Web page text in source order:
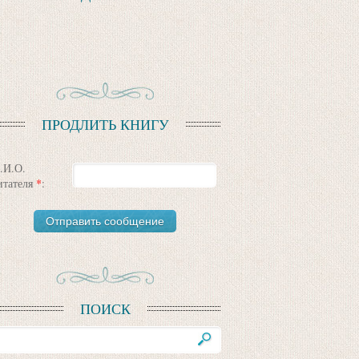
ПРОДЛИТЬ КНИГУ
*:
ПОИСК